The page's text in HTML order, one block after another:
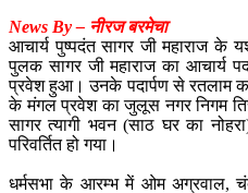
News By – नीरज बरमेचा
आचार्य पुष्पदंत सागर जी महाराज के
पुलक सागर जी महाराज का आचार्य
प्रवेश हुआ। उनके पदार्पण से रतलाम का
के मंगल प्रवेश का जुलूस नगर निगम
सागर त्यागी भवन (साठ घर का
परिवर्तित हो गया।
धर्मसभा के आरम्भ में ओम अग्रवाल,